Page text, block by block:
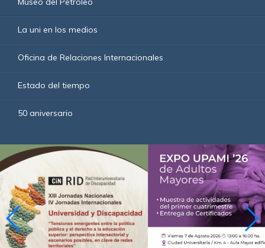
La uni en los medios
Oficina de Relaciones Internacionales
Estado del tiempo
50 aniversario